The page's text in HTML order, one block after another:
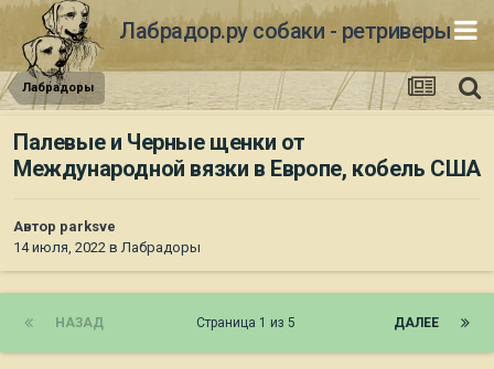
Лабрадор.ру собаки - ретриверы
Лабрадоры
Палевые и Черные щенки от
Международной вязки в Европе, кобель США
Автор parksve
14 июля, 2022 вЛабрадоры
НАЗАД ДАЛЕЕ
Страница 1 из 5